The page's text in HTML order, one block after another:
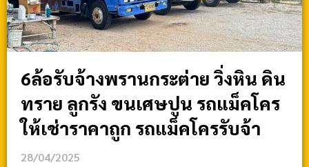
6ล้อรับจ้างพรานกระต่าย วิ่งหิน ดิน
ทราย ลูกรัง ขนเศษปูน รถแม็คโคร
ให้เช่าราคาถูก รถแม็คโครรับจ้า
28/04/2025